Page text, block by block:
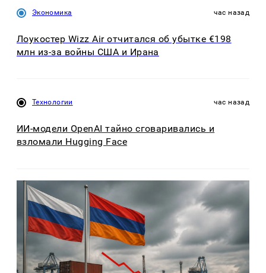
Экономика час назад
Лоукостер Wizz Air отчитался об убытке €198
млн из-за войны США и Ирана
Технологии час назад
ИИ-модели OpenAI тайно сговаривались и
взломали Hugging Face